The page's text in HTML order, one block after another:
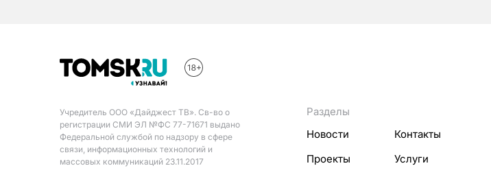
Учредитель ООО «Дайджест ТВ». Св-во о
регистрации СМИ ЭЛ №ФС 77-71671 выдано
Федеральной службой по надзору в сфере
связи, информационных технологий и
массовых коммуникаций 23.11.2017
Разделы
Новости
Контакты
Проекты
Услуги